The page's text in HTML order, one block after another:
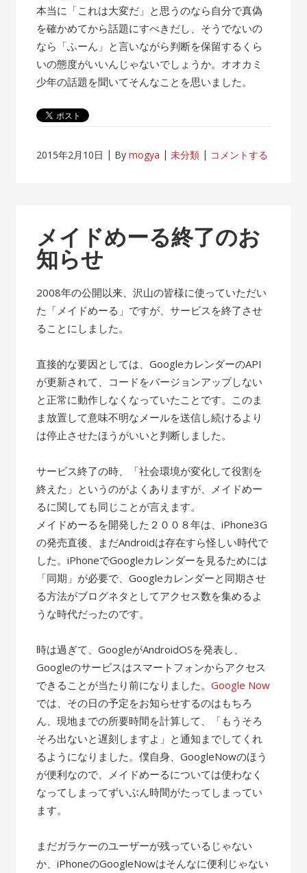
本当に「これは大変だ」と思うのなら自分で真偽
を確かめてから話題にすべきだし、そうでないの
なら「ふーん」と言いながら判断を保留するくら
いの態度がいいんじゃないでしょうか。オオカミ
少年の話題を聞いてそんなことを思いました。
2015年2月10日 Bymogya 未分類 コメントする
メイドめーる終了のお
知らせ
2008年の公開以来、沢山の皆様に使っていただい
た「メイドめーる」ですが、サービスを終了させ
ることにしました。
直接的な要因としては、GoogleカレンダーのAPI
が更新されて、コードをバージョンアップしない
と正常に動作しなくなっていたことです。このま
ま放置して意味不明なメールを送信し続けるより
は停止させたほうがいいと判断しました。
サービス終了の時、「社会環境が変化して役割を
終えた」というのがよくありますが、メイドめー
るに関しても同じことが言えます。
メイドめーるを開発した２００８年は、iPhone3G
の発売直後、まだAndroidは存在すら怪しい時代で
した。iPhoneでGoogleカレンダーを見るためには
「同期」が必要で、Googleカレンダーと同期させ
る方法がブログネタとしてアクセス数を集めるよ
うな時代だったのです。
時は過ぎて、GoogleがAndroidOSを発表し、
Googleのサービスはスマートフォンからアクセス
できることが当たり前になりました。Google Now
では、その日の予定をお知らせするのはもちろ
ん、現地までの所要時間を計算して、「もうそろ
そろ出ないと遅刻しますよ」と通知までしてくれ
るようになりました。僕自身、GoogleNowのほう
が便利なので、メイドめーるについては使わなく
なってしまってずいぶん時間がたってしまってい
ます。
まだガラケーのユーザーが残っているじゃない
か、iPhoneのGoogleNowはそんなに便利じゃない